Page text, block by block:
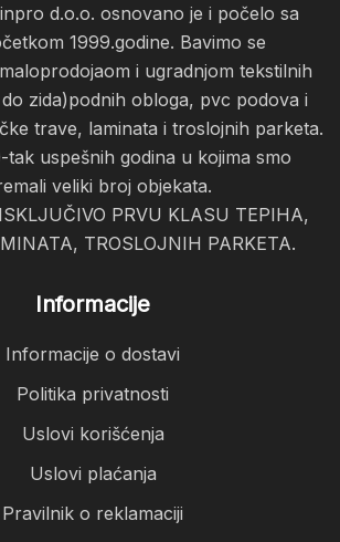
d.o.o. osnovano je i počelo sa
1999.godine. Bavimo se
i ugradnjom tekstilnih
zida)podnih obloga, pvc podova i
trave, laminata i troslojnih parketa.
tak uspešnih godina u kojima smo
veliki broj objekata.
PRVU KLASU TEPIHA,
TROSLOJNIH PARKETA.
Informacije
Informacije o dostavi
Politika privatnosti
Uslovi korišćenja
Uslovi plaćanja
Pravilnik o reklamaciji